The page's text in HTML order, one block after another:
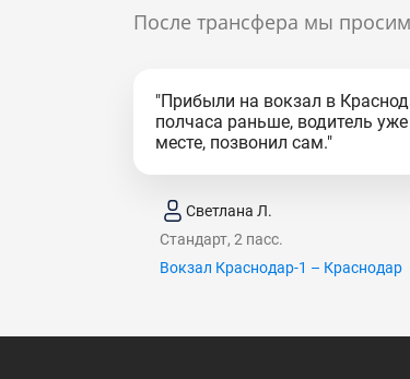
После трансфера мы
"Прибыли на вокзал в
полчаса раньше, водитель
месте, позвонил сам."
Светлана Л.
Стандарт, 2 пасс.
Вокзал Краснодар-1 – Краснодар